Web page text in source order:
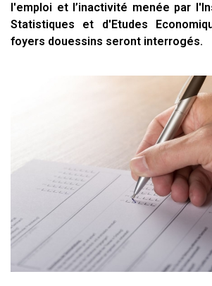
l'emploi et l’inactivité menée par
Statistiques et d'Etudes
foyers douessins seront interrogés.